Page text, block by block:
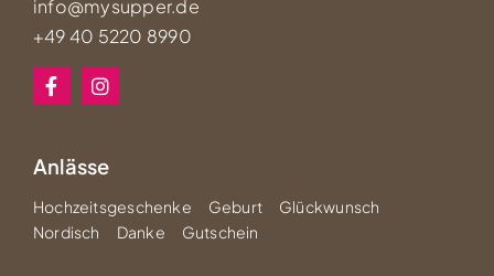
info@mysupper.de
+49 40 5220 8990
Anlässe
Hochzeitsgeschenke Geburt
Glückwunsch
Nordisch
Danke Gutschein